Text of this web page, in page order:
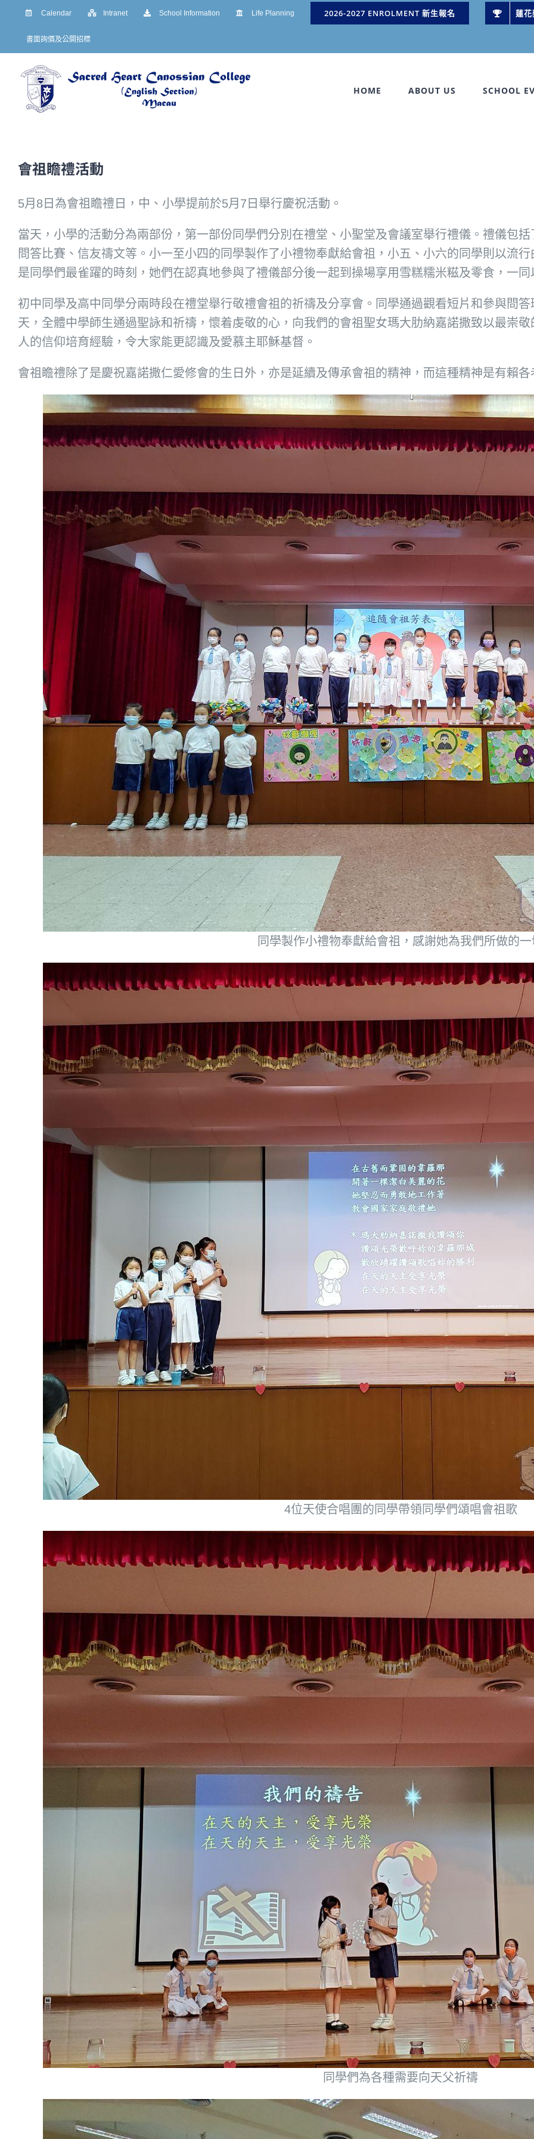
Calendar Intranet School Information Life Planning 2026-2027 ENROLMENT 新生報名 蓮
書面詢價及公開招標
HOME ABOUT US SCHOOL
會祖瞻禮活動
5月8日為會祖瞻禮日，中、小學提前於5月7日舉行慶祝活動。
當天，小學的活動分為兩部份，第一部份同學們分別在禮堂、小聖堂及會議室舉行禮儀。禮儀包
問答比賽、信友禱文等。小一至小四的同學製作了小禮物奉獻給會祖，小五、小六的同學則以流
是同學們最雀躍的時刻，她們在認真地參與了禮儀部分後一起到操場享用雪糕糯米糍及零食，一
初中同學及高中同學分兩時段在禮堂舉行敬禮會祖的祈禱及分享會。同學通過觀看短片和參與問
天，全體中學師生通過聖詠和祈禱，懷着虔敬的心，向我們的會祖聖女瑪大肋納嘉諾撒致以最崇
人的信仰培育經驗，令大家能更認識及愛慕主耶穌基督。
會祖瞻禮除了是慶祝嘉諾撒仁愛修會的生日外，亦是延續及傳承會祖的精神，而這種精神是有賴
同學製作小禮物奉獻給會祖，感謝她為我們所做的
4位天使合唱團的同學帶領同學們頌唱會祖歌
同學們為各種需要向天父祈禱